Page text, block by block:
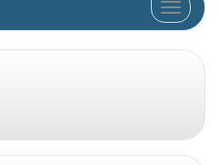
Afficher/